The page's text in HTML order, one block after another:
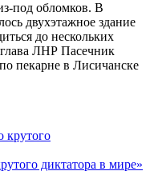
под обломков. В
двухэтажное здание
до нескольких
ЛНР Пасечник
пекарне в Лисичанске
диктатора в мире»